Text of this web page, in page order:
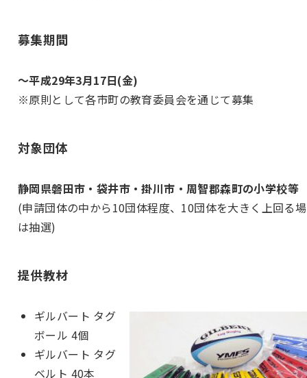
募集期間
〜平成29年3月17日(金)
※原則として各市町の教育委員会を通じて募集
対象団体
静岡県磐田市・袋井市・掛川市・周智郡森町の小学校等
(申請団体の中から10団体程度、10団体を大きく上回る
は抽選)
提供教材
ギルバート タグ
ボール 4個
ギルバート タグ
ベルト 40本